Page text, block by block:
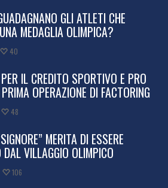
GLI ATLETI CHE
MEDAGLIA OLIMPICA?
40
IL CREDITO SPORTIVO E PRO
OPERAZIONE DI FACTORING
48
MERITA DI ESSERE
VILLAGGIO OLIMPICO
106